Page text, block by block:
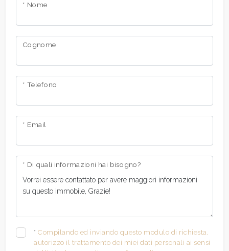
* Nome
Cognome
* Telefono
* Email
* Di quali informazioni hai bisogno?
*Compilando ed inviando questo modulo di richiesta,
autorizzo il trattamento dei miei dati personali ai sensi